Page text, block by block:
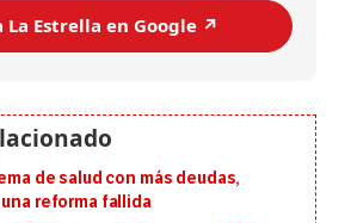
La Estrella en Google ↗️
de salud con más deudas,
reforma fallida